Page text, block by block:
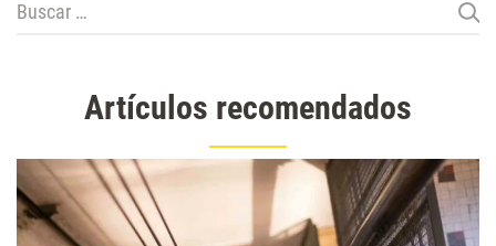
Buscar:
Artículos recomendados